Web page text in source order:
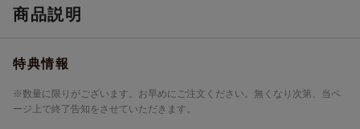
洋題
商品説明
特典情報
※数量に限りがございます。お早めにご注文ください。無くなり次第、当ペ
ージ上で終了告知をさせていただきます。